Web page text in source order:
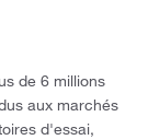
de 6 millions
aux marchés
d'essai,